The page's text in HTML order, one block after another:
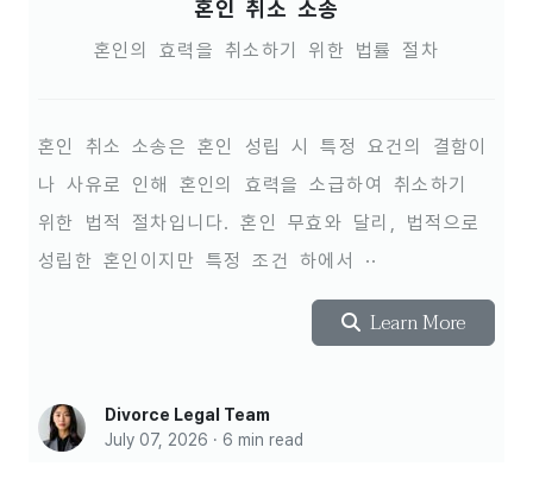
혼인 취소 소송
혼인의 효력을 취소하기 위한 법률 절차
혼인 취소 소송은 혼인 성립 시 특정 요건의 결함이
나 사유로 인해 혼인의 효력을 소급하여 취소하기
위한 법적 절차입니다. 혼인 무효와 달리, 법적으로
성립한 혼인이지만 특정 조건 하에서 ··
Learn More
Divorce Legal Team
July 07, 2026 · 6 min read